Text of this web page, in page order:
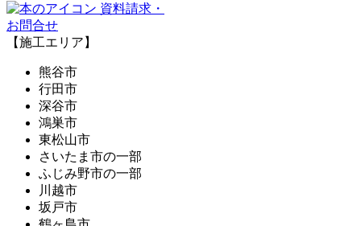
資料請求・
お問合せ
【施工エリア】
熊谷市
行田市
深谷市
鴻巣市
東松山市
さいたま市の一部
ふじみ野市の一部
川越市
坂戸市